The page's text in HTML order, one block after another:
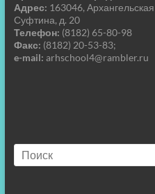
Адрес: 163046, Архангельская
Суфтина, д. 20
Телефон: (8182) 65-80-98
Факс: (8182) 20-53-83;
e-mail: arhschool4@rambler.ru